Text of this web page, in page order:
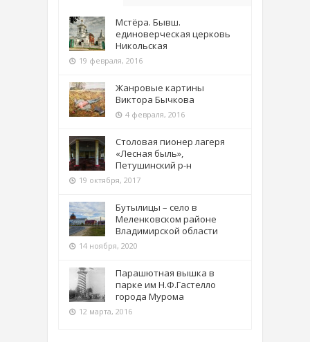
Мстёра. Бывш.
единоверческая церковь
Никольская
19 февраля, 2016
Жанровые картины
Виктора Бычкова
4 февраля, 2016
Столовая пионер лагеря
«Лесная быль»,
Петушинский р-н
19 октября, 2017
Бутылицы – село в
Меленковском районе
Владимирской области
14 ноября, 2020
Парашютная вышка в
парке им Н.Ф.Гастелло
города Мурома
12 марта, 2016